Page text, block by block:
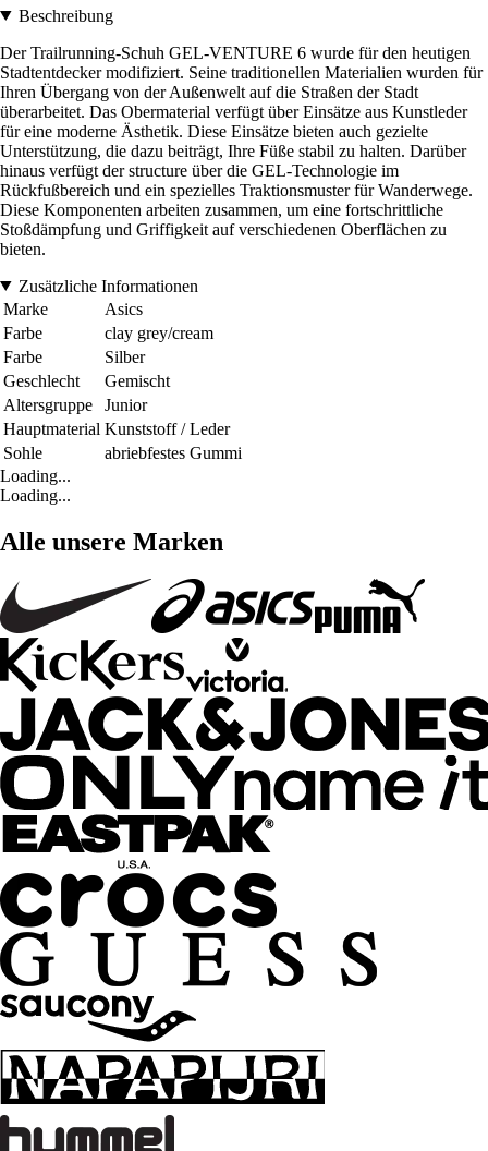
Beschreibung
Der Trailrunning-Schuh GEL-VENTURE 6 wurde für den heutigen
Stadtentdecker modifiziert. Seine traditionellen Materialien wurden für
Ihren Übergang von der Außenwelt auf die Straßen der Stadt
überarbeitet. Das Obermaterial verfügt über Einsätze aus Kunstleder
für eine moderne Ästhetik. Diese Einsätze bieten auch gezielte
Unterstützung, die dazu beiträgt, Ihre Füße stabil zu halten. Darüber
hinaus verfügt der structure über die GEL-Technologie im
Rückfußbereich und ein spezielles Traktionsmuster für Wanderwege.
Diese Komponenten arbeiten zusammen, um eine fortschrittliche
Stoßdämpfung und Griffigkeit auf verschiedenen Oberflächen zu
bieten.
Zusätzliche Informationen
Marke
Asics
Farbe
clay grey/cream
Farbe
Silber
Geschlecht
Gemischt
Altersgruppe
Junior
Hauptmaterial Kunststoff / Leder
Sohle
abriebfestes Gummi
Loading...
Loading...
Alle unsere Marken